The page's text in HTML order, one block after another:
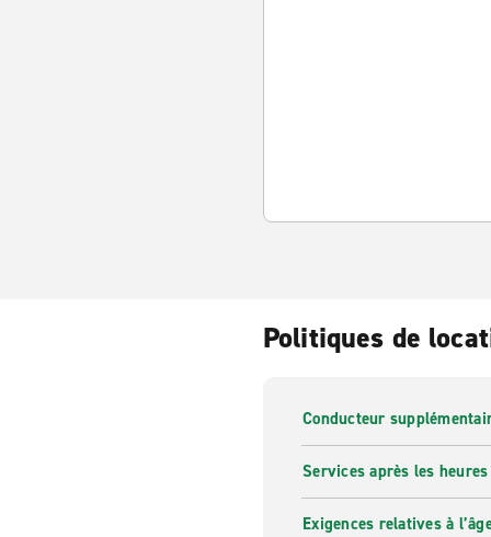
Politiques de
Conducteur
Services après les
Exigences relatives à